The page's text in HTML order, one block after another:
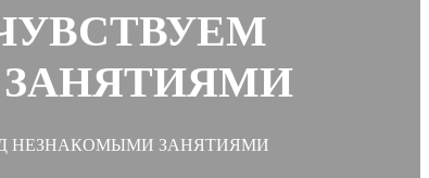
НЕЗНАКОМЫМИ ЗАНЯТИЯМИ